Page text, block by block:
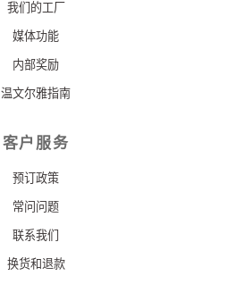
我们的工厂
媒体功能
内部奖励
温文尔雅指南
客户服务
预订政策
常问问题
联系我们
换货和退款